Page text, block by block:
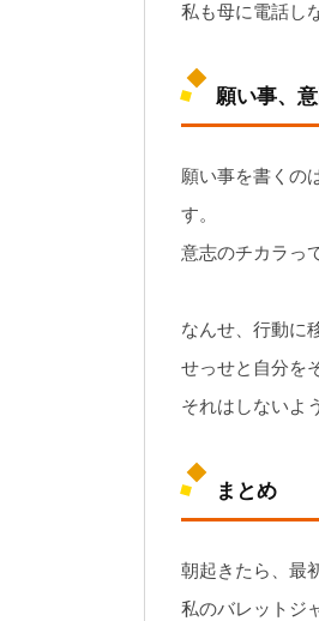
私も母に電話し
願い事、意
願い事を書くの
す。
意志のチカラっ
なんせ、行動に
せっせと自分を
それはしないよ
まとめ
朝起きたら、最
私のバレットジ